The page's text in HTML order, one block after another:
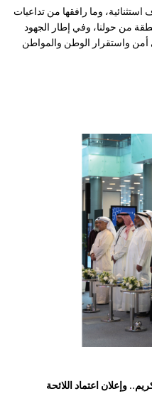
وما رافقها من تداعيات
من حولنا، وفي إطار الجهود
أمن واستقرار الوطن والمواطن
وإعلان اعتماد اللائحة